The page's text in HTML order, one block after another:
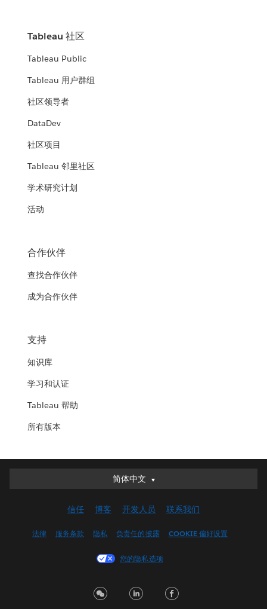
Tableau 社区
Tableau Public
Tableau 用户群组
社区领导者
DataDev
社区项目
Tableau 邻里社区
学术研究计划
活动
合作伙伴
查找合作伙伴
成为合作伙伴
支持
知识库
学习和认证
Tableau 帮助
所有版本
简体中文
简体中文
English (UK)
Français (Canada)
Italiano
信任 博客 开发人员 联系我们
法律 服务条款 隐私 负责任的披露 COOKIE 偏好设置
您的隐私选项